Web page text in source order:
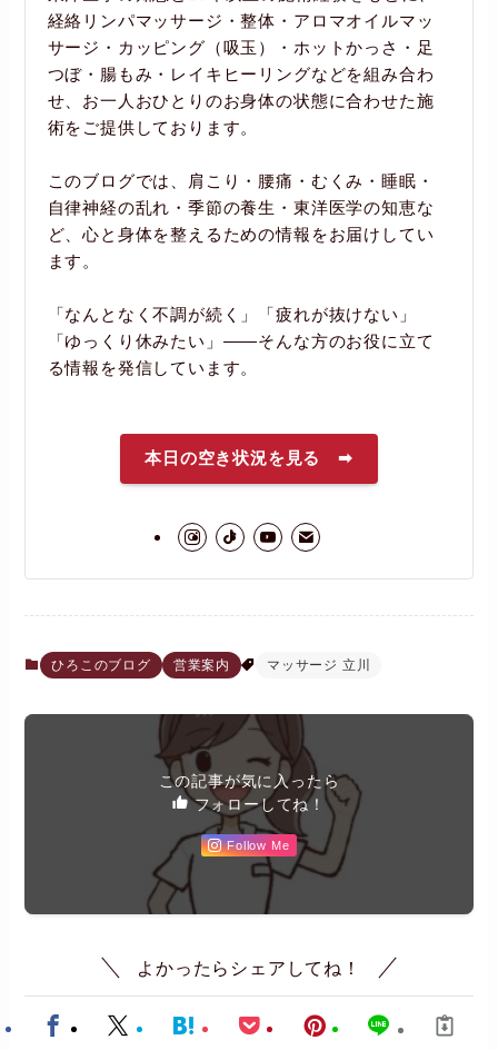
経絡リンパマッサージ・整体・アロマオイルマッ
サージ・カッピング（吸玉）・ホットかっさ・足
つぼ・腸もみ・レイキヒーリングなどを組み合わ
せ、お一人おひとりのお身体の状態に合わせた施
術をご提供しております。
このブログでは、肩こり・腰痛・むくみ・睡眠・
自律神経の乱れ・季節の養生・東洋医学の知恵な
ど、心と身体を整えるための情報をお届けしてい
ます。
「なんとなく不調が続く」「疲れが抜けない」
「ゆっくり休みたい」――そんな方のお役に立て
る情報を発信しています。
本日の空き状況を見る ➡
ひろこのブログ 営業案内 マッサージ 立川
この記事が気に入ったら
フォローしてね！
Follow Me
よかったらシェアしてね！